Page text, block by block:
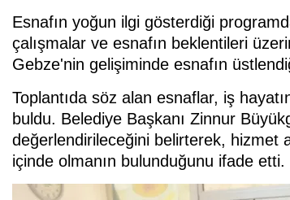
Esnafın yoğun ilgi gösterdiği
çalışmalar ve esnafın beklentileri
Gebze'nin gelişiminde esnafın
Toplantıda söz alan esnaflar, iş
buldu. Belediye Başkanı Zinnur
değerlendirileceğini belirterek, hizmet
içinde olmanın bulunduğunu ifade etti.